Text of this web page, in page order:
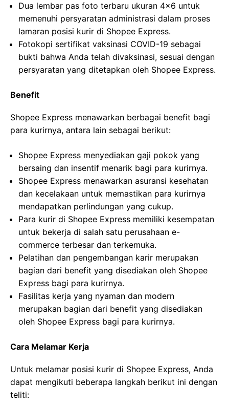
Dua lembar pas foto terbaru ukuran 4×6 untuk
memenuhi persyaratan administrasi dalam proses
lamaran posisi kurir di Shopee Express.
Fotokopi sertifikat vaksinasi COVID-19 sebagai
bukti bahwa Anda telah divaksinasi, sesuai dengan
persyaratan yang ditetapkan oleh Shopee Express.
Benefit
Shopee Express menawarkan berbagai benefit bagi
para kurirnya, antara lain sebagai berikut:
Shopee Express menyediakan gaji pokok yang
bersaing dan insentif menarik bagi para kurirnya.
Shopee Express menawarkan asuransi kesehatan
dan kecelakaan untuk memastikan para kurirnya
mendapatkan perlindungan yang cukup.
Para kurir di Shopee Express memiliki kesempatan
untuk bekerja di salah satu perusahaan e-
commerce terbesar dan terkemuka.
Pelatihan dan pengembangan karir merupakan
bagian dari benefit yang disediakan oleh Shopee
Express bagi para kurirnya.
Fasilitas kerja yang nyaman dan modern
merupakan bagian dari benefit yang disediakan
oleh Shopee Express bagi para kurirnya.
Cara Melamar Kerja
Untuk melamar posisi kurir di Shopee Express, Anda
dapat mengikuti beberapa langkah berikut ini dengan
teliti: